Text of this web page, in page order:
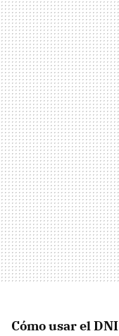
Cómo usar elDNI